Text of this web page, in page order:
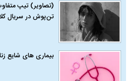
(تصاویر) تیپ
تن‌پوش در سریال
بیماری‌ های شایع